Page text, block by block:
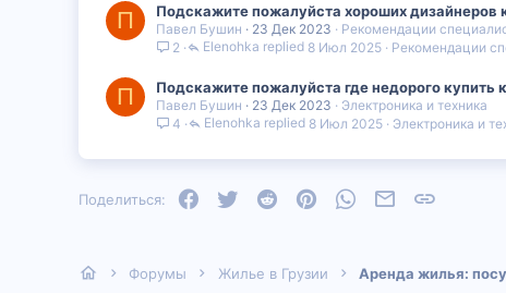
П Подскажите пожалуйста хороших дизайнеров
Павел Бушин 23 Дек 2023
Рекомендации
2
Рекомендации
8 Июл 2025
Elenohka
П Подскажите пожалуйста где недорого
Павел Бушин 23 Дек 2023
Электроника и техника
4
Электроника и
8 Июл 2025
Elenohka
Поделиться: Facebook
Twitter Reddit PinterestWhatsAppЭлектронная
Форумы Жилье в Грузии Аренда жилья: